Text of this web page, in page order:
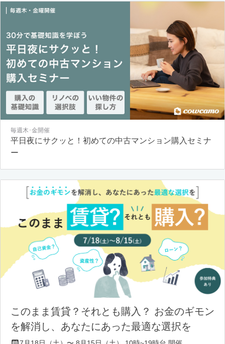
毎週木･金開催
平日夜にサクッと！初めての中古マンション購入セミナ
ー
このまま賃貸？それとも購入？ お金のギモン
を解消し、あなたにあった最適な選択を